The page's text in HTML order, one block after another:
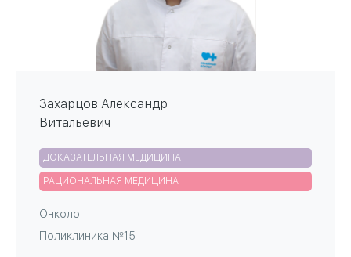
Захарцов Александр
Витальевич
ДОКАЗАТЕЛЬНАЯ МЕДИЦИНА
РАЦИОНАЛЬНАЯ МЕДИЦИНА
Онколог
Поликлиника №15